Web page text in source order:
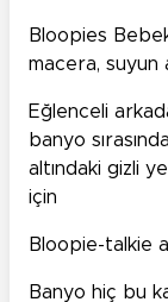
Bloopies
macera, suyun
Eğlenceli
banyo
altındaki gizli
için
Bloopie-talkie
Banyo hiç bu